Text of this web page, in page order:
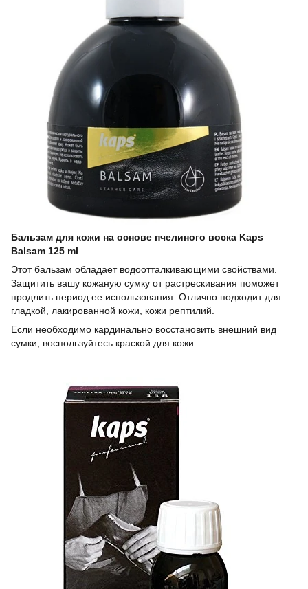
Бальзам для кожи на основе пчелиного воска Kaps
Balsam 125 ml
Этот бальзам обладает водоотталкивающими свойствами.
Защитить вашу кожаную сумку от растрескивания поможет
продлить период ее использования. Отлично подходит для
гладкой, лакированной кожи, кожи рептилий.
Если необходимо кардинально восстановить внешний вид
сумки, воспользуйтесь краской для кожи.